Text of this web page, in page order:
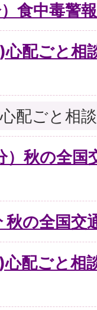
食中毒警
配ごと相
配ごと相
）秋の全国
の全国交
配ごと相